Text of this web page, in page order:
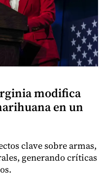
modifica
en un
clave sobre armas,
generando críticas